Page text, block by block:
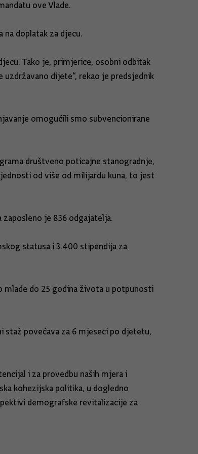
ove Vlade.
na doplatak za djecu.
Tako je, primjerice, osobni odbitak
uzdržavano dijete“, rekao je predsjednik
omogućili smo subvencionirane
društveno poticajne stanogradnje,
od više od milijardu kuna, to jest
je 836 odgajatelja.
statusa i 3.400 stipendija za
mlade do 25 godina života u potpunosti
staž povećava za 6 mjeseci po djetetu,
i za provedbu naših mjera i
kohezijska politika, u dogledno
demografske revitalizacije za